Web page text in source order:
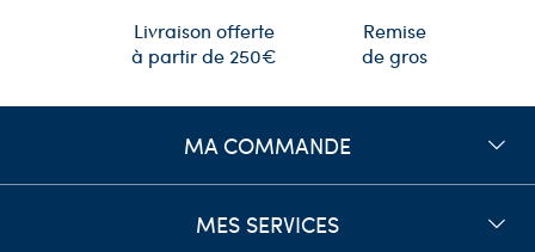
Livraison offerte
à partir de 250€
Remise
de gros
MA COMMANDE
MES SERVICES